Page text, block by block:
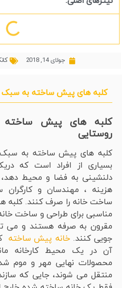
کلبه های پیش ساخته به سبک
کلبه های پیش
روستایی
کلبه های پیش ساخته به سبک
بسیاری از افراد است که
دلنشینی به فضا و محیط دهد،
هزینه ، مهندسان و کارگران
ساخت خانه را صرف کنند. کلبه
مناسبی برای طراحی و ساخت
مقرون به صرفه هستند و می
جویی کنند.خانه پیش ساخته
آن در یک محیط کارخانه
محصولات نهایی مهر و موم
منتقل می شوند، جایی که
جولای 14, 2018